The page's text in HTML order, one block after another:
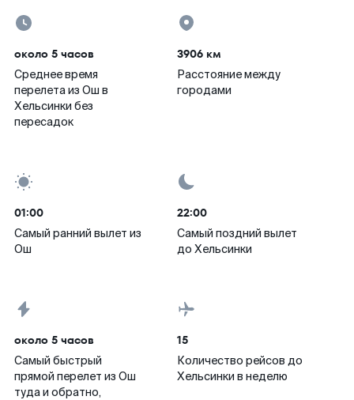
около 5 часов
Среднее время
перелета из Ош в
Хельсинки без
пересадок
3906 км
Расстояние между
городами
01:00
Самый ранний вылет из
Ош
22:00
Самый поздний вылет
до Хельсинки
около 5 часов
Самый быстрый
прямой перелет из Ош
туда и обратно,
15
Количество рейсов до
Хельсинки в неделю